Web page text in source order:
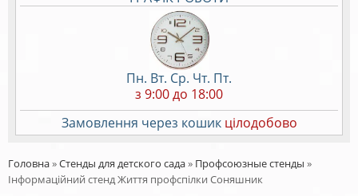
Пн. Вт. Ср. Чт. Пт.
з 9:00 до 18:00
Замовлення через кошик цілодобово
Головна»Стенды для детского сада» Профсоюзные стенды »
Інформаційний стенд Життя профспілки Соняшник